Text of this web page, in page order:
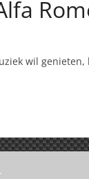
wil genieten,